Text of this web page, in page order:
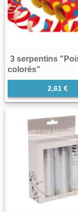
3 serpentins
colorés"
2,61 €